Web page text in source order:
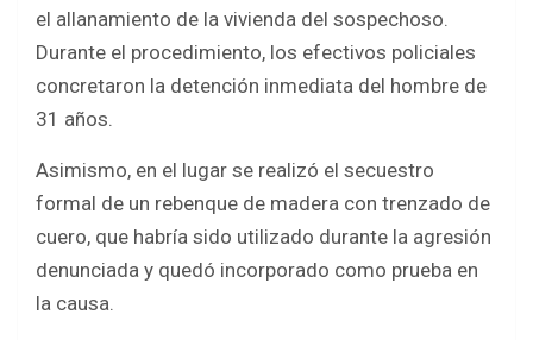
el allanamiento de la vivienda del sospechoso.
Durante el procedimiento, los efectivos policiales
concretaron la detención inmediata del hombre de
31 años.
Asimismo, en el lugar se realizó el secuestro
formal de un rebenque de madera con trenzado de
cuero, que habría sido utilizado durante la agresión
denunciada y quedó incorporado como prueba en
la causa.